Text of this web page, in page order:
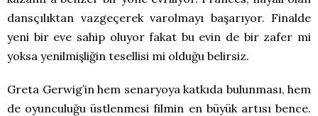
dansçılıktan vazgeçerek varolmayı başarıyor. Finalde
yeni bir eve sahip oluyor fakat bu evin de bir zafer mi
yoksa yenilmişliğin tesellisi mi olduğu belirsiz.
Greta Gerwig’in hem senaryoya katkıda bulunması, hem
de oyunculuğu üstlenmesi filmin en büyük artısı bence.